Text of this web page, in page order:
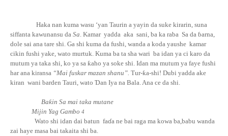
Haka nan kuma wasu ‘yan Taurin a yayin da suke kirarin, suna
siffanta kawunansu da Sa. Kamar yadda aka sani, ba ka raba Sa da ɓarna,
dole sai ana tare shi. Ga shi kuma da fushi, wanda a koda yaushe kamar
cikin fushi yake, wato murtuk. Kuma ba ta sha wari ba idan ya ci karo da
mutum ya taka shi, ko ya sa ƙaho ya soke shi. Idan ma mutum ya faye fushi
har ana kiransa “Mai fuskar mazan shanu”. Tur-ƙa-shi! Dubi yadda ake
kiran wani barden Tauri, wato Ɗan Iya na Bala. Ana ce da shi.
Baƙin Sa mai taka mutane
Mijin Yag Gambo 4
Wato shi idan dai batun faɗa ne bai raga ma kowa ba,babu wanda
zai haye masa bai takaita shi ba.